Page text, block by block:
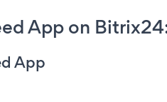
App on
App